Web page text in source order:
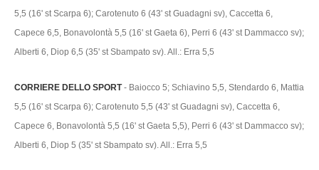
5,5 (16' st Scarpa 6); Carotenuto 6 (43' st Guadagni sv), Caccetta 6,
Capece 6,5, Bonavolontà 5,5 (16' st Gaeta 6), Perri 6 (43' st Dammacco sv);
Alberti 6, Diop 6,5 (35' st Sbampato sv). All.: Erra 5,5
CORRIERE DELLO SPORT- Baiocco 5; Schiavino 5,5, Stendardo 6, Mattia
5,5 (16' st Scarpa 6); Carotenuto 5,5 (43' st Guadagni sv), Caccetta 6,
Capece 6, Bonavolontà 5,5 (16' st Gaeta 5,5), Perri 6 (43' st Dammacco sv);
Alberti 6, Diop 5 (35' st Sbampato sv). All.: Erra 5,5